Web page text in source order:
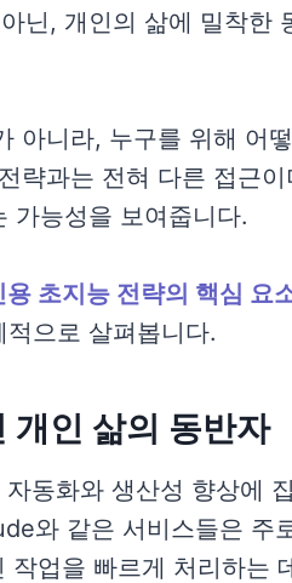
닌, 개인의 삶에 밀착한
아니라, 누구를 위해 어
략과는 전혀 다른 접근
가능성을 보여줍니다.
용 초지능 전략의 핵심 요
적으로 살펴봅니다.
개인 삶의 동반자
동화와 생산성 향상에
와 같은 서비스들은 주
업을 빠르게 처리하는